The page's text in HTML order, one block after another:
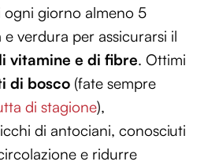
ogni giorno almeno 5
verdura per assicurarsi il
vitamine e di fibre. Ottimi
di bosco (fate sempre
di stagione),
di antociani, conosciuti
e ridurre